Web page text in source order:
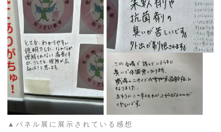
▲パネル展に展示されている感想